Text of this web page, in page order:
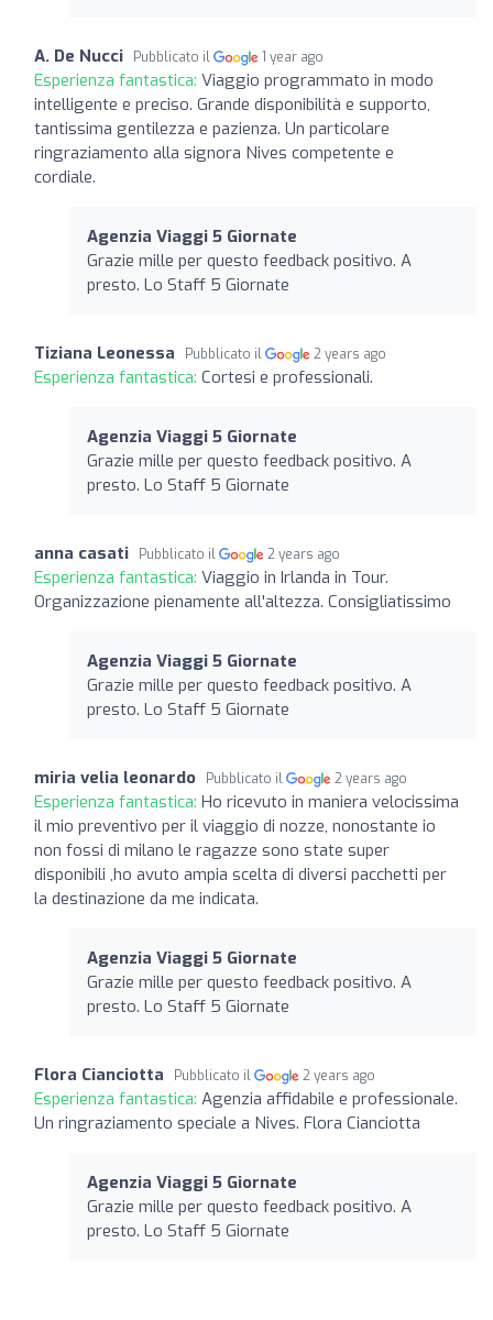
A. De Nucci Pubblicato il 1 year ago
Esperienza fantastica: Viaggio programmato in modo
intelligente e preciso. Grande disponibilità e supporto,
tantissima gentilezza e pazienza. Un particolare
ringraziamento alla signora Nives competente e
cordiale.
Agenzia Viaggi 5 Giornate
Grazie mille per questo feedback positivo. A
presto. Lo Staff 5 Giornate
Tiziana Leonessa Pubblicato il 2 years ago
Esperienza fantastica: Cortesi e professionali.
Agenzia Viaggi 5 Giornate
Grazie mille per questo feedback positivo. A
presto. Lo Staff 5 Giornate
anna casati Pubblicato il 2 years ago
Esperienza fantastica: Viaggio in Irlanda in Tour.
Organizzazione pienamente all'altezza. Consigliatissimo
Agenzia Viaggi 5 Giornate
Grazie mille per questo feedback positivo. A
presto. Lo Staff 5 Giornate
miria velia leonardo Pubblicato il 2 years ago
Esperienza fantastica: Ho ricevuto in maniera velocissima
il mio preventivo per il viaggio di nozze, nonostante io
non fossi di milano le ragazze sono state super
disponibili ,ho avuto ampia scelta di diversi pacchetti per
la destinazione da me indicata.
Agenzia Viaggi 5 Giornate
Grazie mille per questo feedback positivo. A
presto. Lo Staff 5 Giornate
Flora Cianciotta Pubblicato il 2 years ago
Esperienza fantastica: Agenzia affidabile e professionale.
Un ringraziamento speciale a Nives. Flora Cianciotta
Agenzia Viaggi 5 Giornate
Grazie mille per questo feedback positivo. A
presto. Lo Staff 5 Giornate